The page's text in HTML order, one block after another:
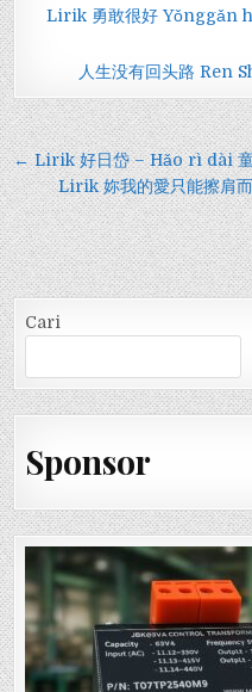
Lirik 勇敢很好 Yǒnggǎn
人生没有回头路 Ren
Navigasi
pos
← Lirik 好日岱 – Hǎo rì dài
Lirik 妳我的愛只能擦肩
Cari
Sponsor